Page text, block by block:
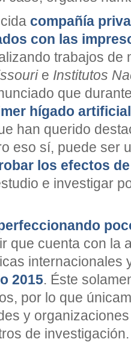
compañía
con las
trabajos de
e Institutos
que
hígado artificial
han querido
eso sí, puede ser
los efectos
e investigar
que cuenta con la
internacionales
2015. Éste
por lo que
y
de investigación.